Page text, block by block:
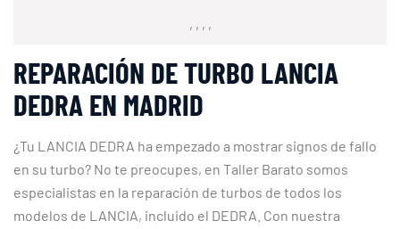
, , , ,
REPARACIÓN DE TURBO LANCIA
DEDRA EN MADRID
¿Tu LANCIA DEDRA ha empezado a mostrar signos de fallo
en su turbo? No te preocupes, en Taller Barato somos
especialistas en la reparación de turbos de todos los
modelos de LANCIA, incluido el DEDRA. Con nuestra